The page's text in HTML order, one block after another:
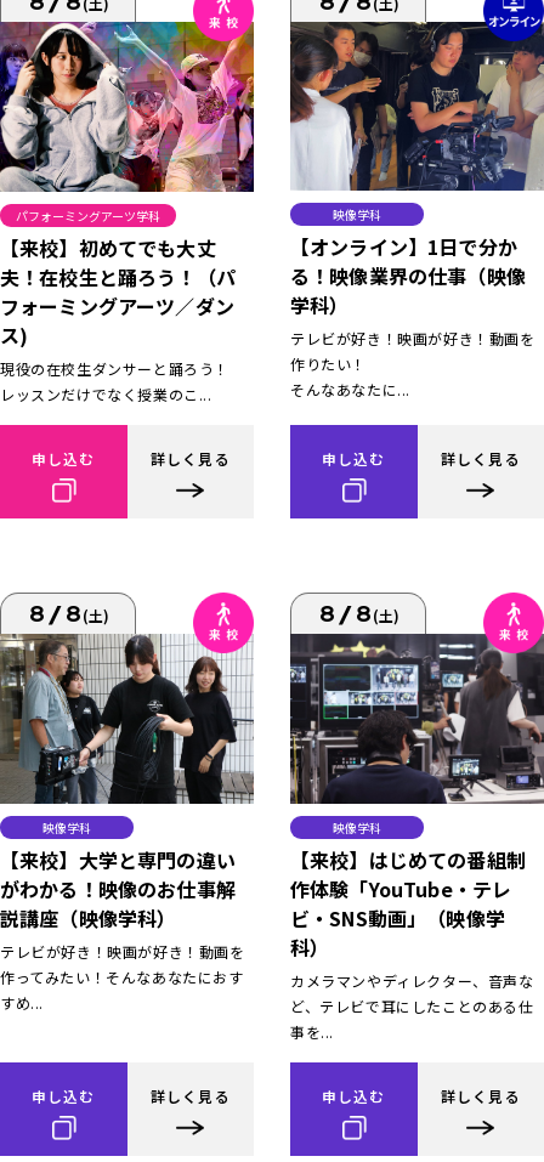
パフォーミングアーツ学科
【来校】初めてでも大丈
夫！在校生と踊ろう！（パ
フォーミングアーツ／ダン
ス)
現役の在校生ダンサーと踊ろう！
レッスンだけでなく授業のこ...
申し込む 詳しく見る
映像学科
【オンライン】1日で分か
る！映像業界の仕事（映像
学科）
テレビが好き！映画が好き！動画を
作りたい！
そんなあなたに...
申し込む 詳しく見る
8/8(土)
映像学科
【来校】大学と専門の違い
がわかる！映像のお仕事解
説講座（映像学科）
テレビが好き！映画が好き！動画を
作ってみたい！そんなあなたにおす
すめ...
申し込む 詳しく見る
8/8(土)
映像学科
【来校】はじめての番組制
作体験「YouTube・テレ
ビ・SNS動画」（映像学
科）
カメラマンやディレクター、音声な
ど、テレビで耳にしたことのある仕
事を...
申し込む 詳しく見る